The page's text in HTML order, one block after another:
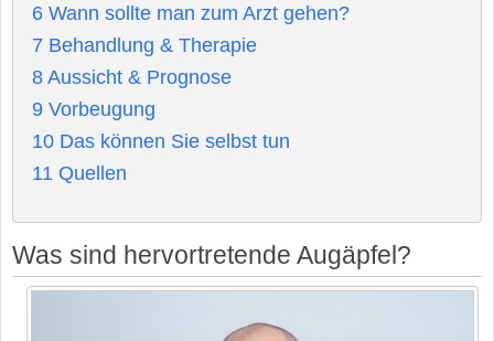
6 Wann sollte man zum Arzt gehen?
7 Behandlung & Therapie
8 Aussicht & Prognose
9 Vorbeugung
10 Das können Sie selbst tun
11 Quellen
Was sind hervortretende Augäpfel?